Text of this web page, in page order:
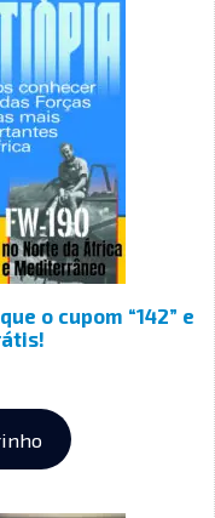
o cupom “142” e